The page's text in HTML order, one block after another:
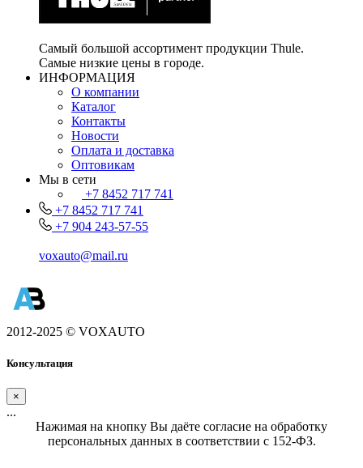
Самый большой ассортимент продукции Thule.
Самые низкие цены в городе.
ИНФОРМАЦИЯ
О компании
Каталог
Контакты
Новости
Оплата и доставка
Оптовикам
Мы в сети
+7 8452 717 741
+7 8452 717 741
+7 904 243-57-55
voxauto@mail.ru
2012-2025 © VOXAUTO
Консультация
×
...
Нажимая на кнопку Вы даёте согласие на обработку
персональных данных в соответствии с 152-ФЗ.